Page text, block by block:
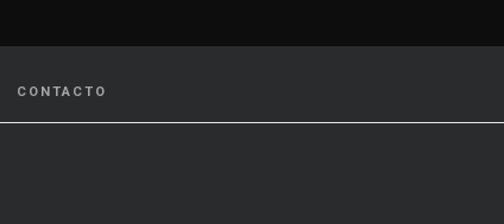
CONTACTO